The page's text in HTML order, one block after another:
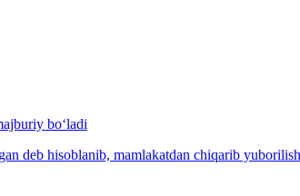
bo‘ladi
deb hisoblanib, mamlakatdan chiqarib